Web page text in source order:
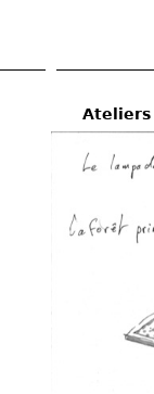
Ateliers